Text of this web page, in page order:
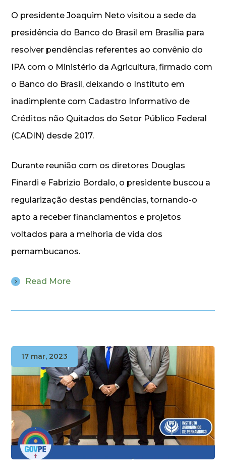
O presidente Joaquim Neto visitou a sede da
presidência do Banco do Brasil em Brasília para
resolver pendências referentes ao convênio do
IPA com o Ministério da Agricultura, firmado com
o Banco do Brasil, deixando o Instituto em
inadimplente com Cadastro Informativo de
Créditos não Quitados do Setor Público Federal
(CADIN) desde 2017.
Durante reunião com os diretores Douglas
Finardi e Fabrizio Bordalo, o presidente buscou a
regularização destas pendências, tornando-o
apto a receber financiamentos e projetos
voltados para a melhoria de vida dos
pernambucanos.
Read More
17 mar, 2023